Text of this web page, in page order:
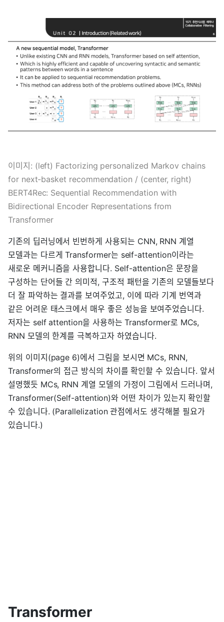
이미지: (left) Factorizing personalized Markov chains
for next-basket recommendation / (center, right)
BERT4Rec: Sequential Recommendation with
Bidirectional Encoder Representations from
Transformer
기존의 딥러닝에서 빈번하게 사용되는 CNN, RNN 계열
모델과는 다르게 Transformer는 self-attention이라는
새로운 메커니즘을 사용합니다. Self-attention은 문장을
구성하는 단어들 간 의미적, 구조적 패턴을 기존의 모델들보다
더 잘 파악하는 결과를 보여주었고, 이에 따라 기계 번역과
같은 어려운 태스크에서 매우 좋은 성능을 보여주었습니다.
저자는 self attention을 사용하는 Transformer로 MCs,
RNN 모델의 한계를 극복하고자 하였습니다.
위의 이미지(page 6)에서 그림을 보시면 MCs, RNN,
Transformer의 접근 방식의 차이를 확인할 수 있습니다. 앞서
설명했듯 MCs, RNN 계열 모델의 가정이 그림에서 드러나며,
Transformer(Self-attention)와 어떤 차이가 있는지 확인할
수 있습니다. (Parallelization 관점에서도 생각해볼 필요가
있습니다.)
Transformer